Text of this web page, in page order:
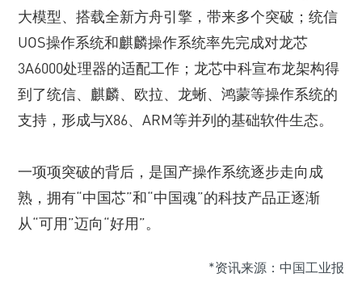
大模型、搭载全新方舟引擎，带来多个突破；统信
UOS操作系统和麒麟操作系统率先完成对龙芯
3A6000处理器的适配工作；龙芯中科宣布龙架构得
到了统信、麒麟、欧拉、龙蜥、鸿蒙等操作系统的
支持，形成与X86、ARM等并列的基础软件生态。
一项项突破的背后，是国产操作系统逐步走向成
熟，拥有“中国芯”和“中国魂”的科技产品正逐渐
从“可用”迈向“好用”。
*资讯来源：中国工业报